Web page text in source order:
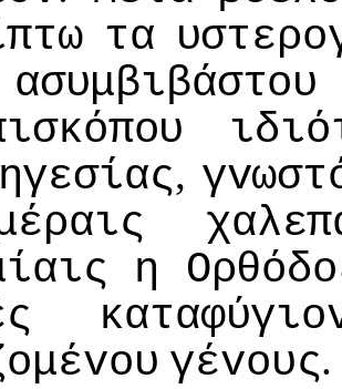
τα
ασυμβιβάστoυ
ηγεσίας,
η
γέvoυς.